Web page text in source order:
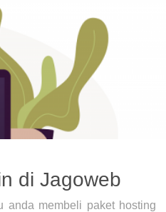
di Jagoweb
anda membeli paket hosting